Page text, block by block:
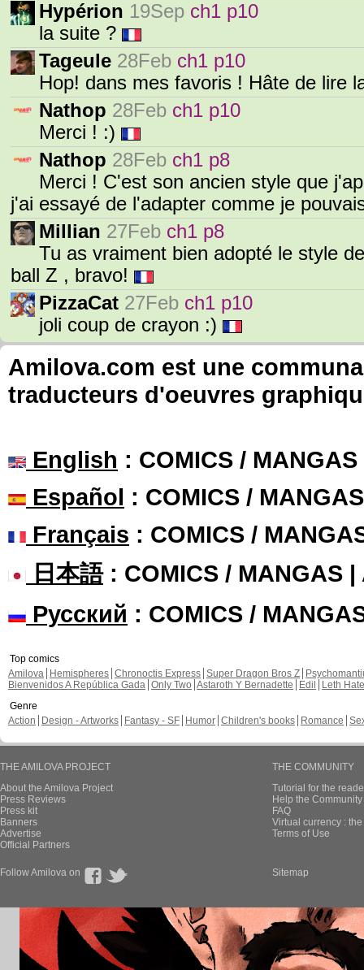
Hypérion 19Sep ch1 p10
la suite ?
Tageule 28Feb ch1 p10
Hop! dans mes favoris ! Hâte de lire
Nathop 28Feb ch1 p10
Merci ! :)
Nathop 28Feb ch1 p8
Merci ! C'est son ancien style que
j'ai essayé de l'adapter comme je
Millian 27Feb ch1 p8
Tu as vraiment bien adopté le style
ball Z , bravo!
PizzaCat 27Feb ch1 p10
joli coup de crayon :)
Amilova.com est une
traducteurs d'oeuvres
English : COMICS /
Español : COMICS /
Français : COMICS /
日本語: COMICS / MANGAS |
Русский : COMICS /
Top comics
Amilova
Hemispheres Chronoctis Express Super Dragon Bros Z
Bienvenidos A República Gada Only Two Astaroth Y Bernadette Edil
Leth Hate
Genre
Action
Design - Artworks Fantasy - SF Humor Children's books Romance
THE AMILOVA PROJECT
About the Amilova Project
Press Reviews
Press kit
Banners
Advertise
Official Partners
THE COMMUNITY
Tutorial for the
Help the
FAQ
Virtual currency :
Terms of Use
Follow Amilova on Sitemap